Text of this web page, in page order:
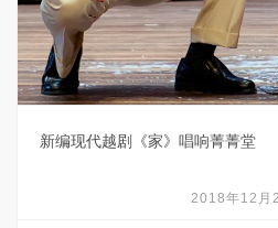
新编现代越剧《家》唱响菁菁堂
2018年12月